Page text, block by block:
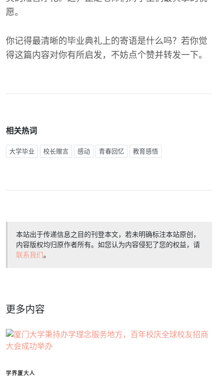
愿。
你记得最清晰的毕业典礼上的寄语是什么吗？若你觉
得这篇内容对你有所启发，不妨点个赞并转发一下。
相关热词
大学毕业 校长赠言 感动 青春回忆 教育感悟
本站出于传递信息之目的刊登本文，若未明确标注本站原创，
内容版权均归原作者所有。如您认为内容侵犯了您的权益，请
联系我们。
更多内容
学界厦大人